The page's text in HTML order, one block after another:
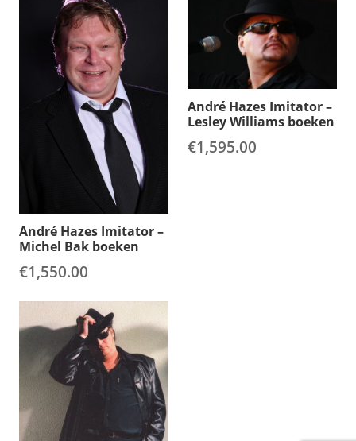
André Hazes Imitator –
Michel Bak boeken
€1,550.00
André Hazes Imitator –
Lesley Williams boeken
€1,595.00